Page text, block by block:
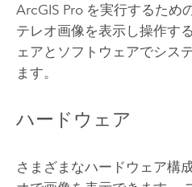
ArcGIS Proを実行するため
テレオ画像を表示し操作す
ェアとソフトウェアでシス
ます。
ハードウェア
さまざまなハードウェア構